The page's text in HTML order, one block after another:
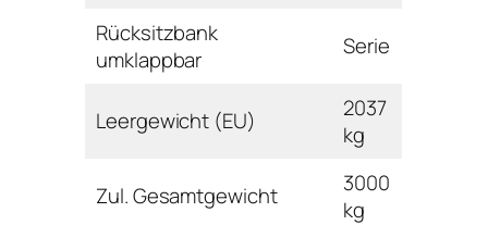
Rücksitzbank
umklappbar
Serie
Leergewicht (EU)
2037
kg
Zul. Gesamtgewicht
3000
kg